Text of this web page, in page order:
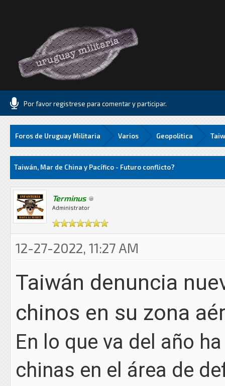
Por favor registrese para comentar y participar.
Foros de Uruguay Militaria Varios Geopolitica
Taiwán, Mar de China y Pacífico - Futuro conflicto?
Terminus
Administrator
12-27-2022, 11:27 AM
Taiwán denuncia
chinos en su zona
En lo que va del año
chinas en el área de